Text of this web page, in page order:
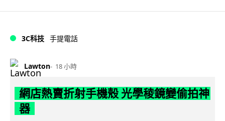
3C科技 手提電話
Lawton 18 小時
網店熱賣折射手機殼 光學稜鏡變偷拍神
器